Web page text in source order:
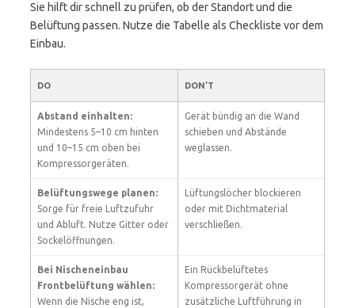
Sie hilft dir schnell zu prüfen, ob der Standort und die
Belüftung passen. Nutze die Tabelle als Checkliste vor dem
Einbau.
DO DON’T
Abstand einhalten:
Mindestens 5–10 cm hinten
und 10–15 cm oben bei
Kompressorgeräten.
Gerät bündig an die Wand
schieben und Abstände
weglassen.
Belüftungswege planen:
Sorge für freie Luftzufuhr
und Abluft. Nutze Gitter oder
Sockelöffnungen.
Lüftungslöcher blockieren
oder mit Dichtmaterial
verschließen.
Bei Nischeneinbau
Frontbelüftung wählen:
Wenn die Nische eng ist,
Ein Rückbelüftetes
Kompressorgerät ohne
zusätzliche Luftführung in